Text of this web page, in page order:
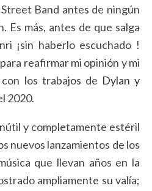
Band antes de ningún
Es más, antes de que salga
¡sin haberlo escuchado !
reafirmar mi opinión y mi
los trabajos de Dylan y
2020.
y completamente estéril
nuevos lanzamientos de los
que llevan años en la
ampliamente su valía;